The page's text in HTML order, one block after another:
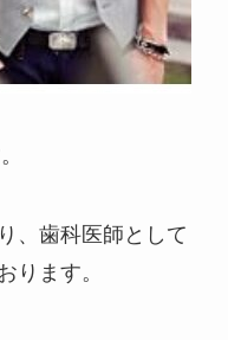
、歯科医師として
ります。